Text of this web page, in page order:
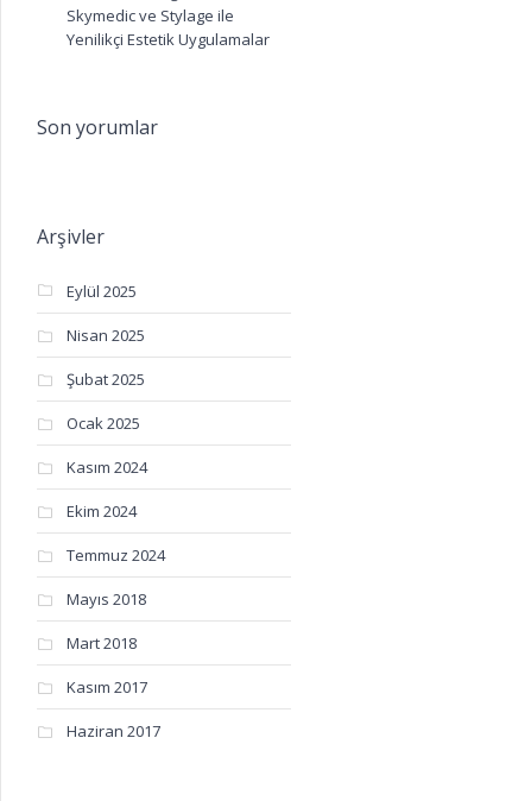
Skymedic ve Stylage ile
Yenilikçi Estetik Uygulamalar
Son yorumlar
Arşivler
Eylül 2025
Nisan 2025
Şubat 2025
Ocak 2025
Kasım 2024
Ekim 2024
Temmuz 2024
Mayıs 2018
Mart 2018
Kasım 2017
Haziran 2017